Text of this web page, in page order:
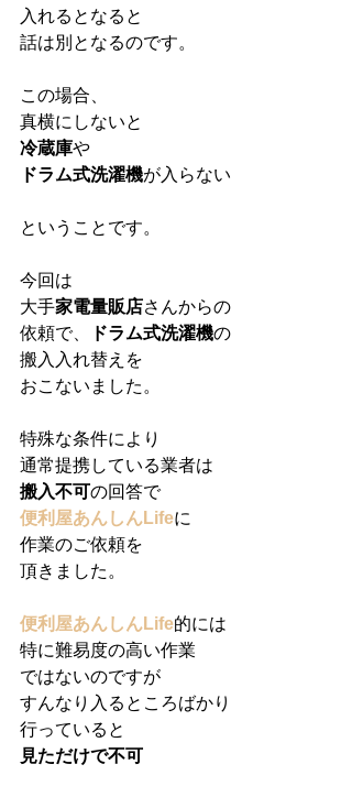
入れるとなると
話は別となるのです。
この場合、
真横にしないと
冷蔵庫や
ドラム式洗濯機が入らない
ということです。
今回は
大手家電量販店さんからの
依頼で、
ドラム式洗濯機の
搬入入れ替えを
おこないました。
特殊な条件により
通常提携している業者は
搬入不可の回答で
便利屋あんしんLifeに
作業のご依頼を
頂きました。
便利屋あんしんLife的には
特に難易度の高い作業
ではないのですが
すんなり入るところばかり
行っていると
見ただけで不可